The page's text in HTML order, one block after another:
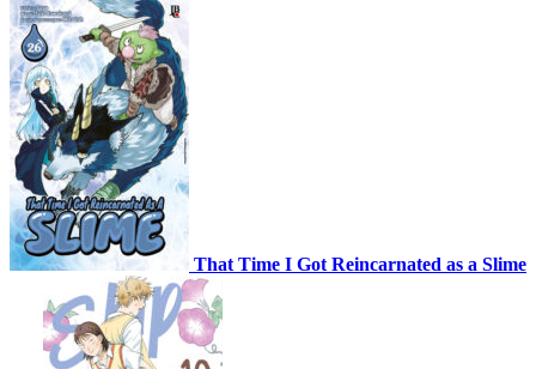
That Time I Got Reincarnated as a Slime